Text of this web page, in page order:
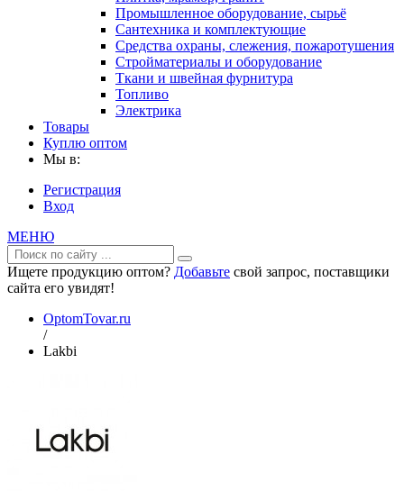
Промышленное оборудование, сырьё
Сантехника и комплектующие
Средства охраны, слежения, пожаротушения
Стройматериалы и оборудование
Ткани и швейная фурнитура
Топливо
Электрика
Товары
Куплю оптом
Мы в:
Регистрация
Вход
МЕНЮ
Ищете продукцию оптом? Добавьте свой запрос, поставщики
сайта его увидят!
OptomTovar.ru
/
Lakbi